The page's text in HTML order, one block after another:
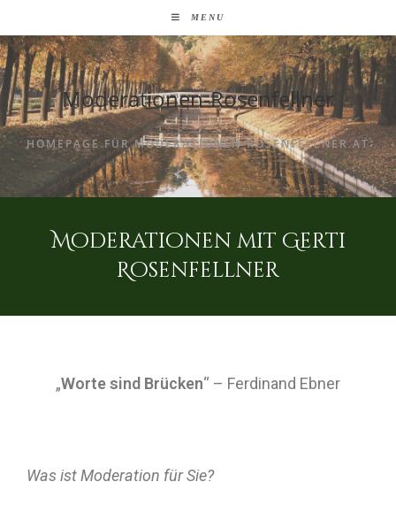
MENU
Moderationen-Rosenfellner
HOMEPAGE FÜR MODERATIONEN-ROSENFELLNER.AT
Moderationen mit Gerti
Rosenfellner
„Worte sind Brücken“ – Ferdinand Ebner
Was ist Moderation für Sie?